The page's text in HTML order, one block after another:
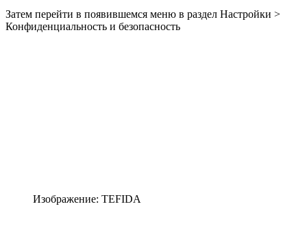
Затем перейти в появившемся меню в раздел Настройки >
Конфиденциальность и безопасность
Изображение: TEFIDA